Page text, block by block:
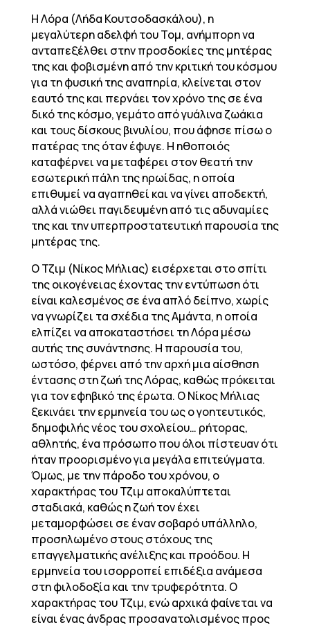
Η Λόρα (Λήδα Κουτσοδασκάλου), η
μεγαλύτερη αδελφή του Τομ, ανήμπορη να
ανταπεξέλθει στην προσδοκίες της μητέρας
της και φοβισμένη από την κριτική του κόσμου
για τη φυσική της αναπηρία, κλείνεται στον
εαυτό της και περνάει τον χρόνο της σε ένα
δικό της κόσμο, γεμάτο από γυάλινα ζωάκια
και τους δίσκους βινυλίου, που άφησε πίσω ο
πατέρας της όταν έφυγε. Η ηθοποιός
καταφέρνει να μεταφέρει στον θεατή την
εσωτερική πάλη της ηρωίδας, η οποία
επιθυμεί να αγαπηθεί και να γίνει αποδεκτή,
αλλά νιώθει παγιδευμένη από τις αδυναμίες
της και την υπερπροστατευτική παρουσία της
μητέρας της.
Ο Τζιμ (Νίκος Μήλιας) εισέρχεται στο σπίτι
της οικογένειας έχοντας την εντύπωση ότι
είναι καλεσμένος σε ένα απλό δείπνο, χωρίς
να γνωρίζει τα σχέδια της Αμάντα, η οποία
ελπίζει να αποκαταστήσει τη Λόρα μέσω
αυτής της συνάντησης. Η παρουσία του,
ωστόσο, φέρνει από την αρχή μια αίσθηση
έντασης στη ζωή της Λόρας, καθώς πρόκειται
για τον εφηβικό της έρωτα. Ο Νίκος Μήλιας
ξεκινάει την ερμηνεία του ως ο γοητευτικός,
δημοφιλής νέος του σχολείου… ρήτορας,
αθλητής, ένα πρόσωπο που όλοι πίστευαν ότι
ήταν προορισμένο για μεγάλα επιτεύγματα.
Όμως, με την πάροδο του χρόνου, ο
χαρακτήρας του Τζιμ αποκαλύπτεται
σταδιακά, καθώς η ζωή τον έχει
μεταμορφώσει σε έναν σοβαρό υπάλληλο,
προσηλωμένο στους στόχους της
επαγγελματικής ανέλιξης και προόδου. Η
ερμηνεία του ισορροπεί επιδέξια ανάμεσα
στη φιλοδοξία και την τρυφερότητα. Ο
χαρακτήρας του Τζιμ, ενώ αρχικά φαίνεται να
είναι ένας άνδρας προσανατολισμένος προς